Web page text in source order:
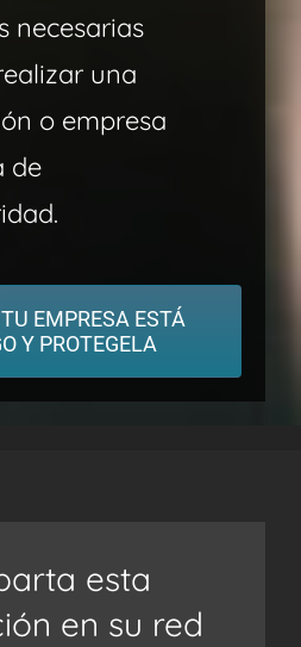
necesarias
una
o empresa
de
EMPRESA ESTÁ
Y PROTEGELA
esta
en su red